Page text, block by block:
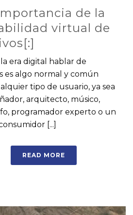
de la
virtual de
la era digital hablar de
es algo normal y común
tipo de usuario, ya sea
arquitecto, músico,
programador experto o un
[...]
READ MORE